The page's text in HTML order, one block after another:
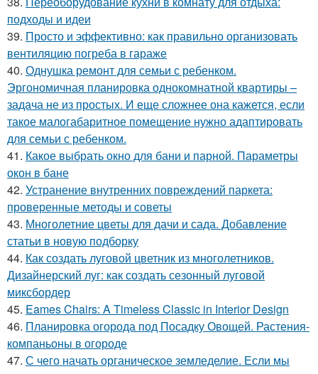
подходы и идеи
39. Просто и эффективно: как правильно организовать
вентиляцию погреба в гараже
40. Однушка ремонт для семьи с ребенком.
Эргономичная планировка однокомнатной квартиры –
задача не из простых. И еще сложнее она кажется, если
такое малогабаритное помещение нужно адаптировать
для семьи с ребенком.
41. Какое выбрать окно для бани и парной. Параметры
окон в бане
42. Устранение внутренних повреждений паркета:
проверенные методы и советы
43. Многолетние цветы для дачи и сада. Добавление
статьи в новую подборку
44. Как создать луговой цветник из многолетников.
Дизайнерский луг: как создать сезонный луговой
миксбордер
45. Eames Chairs: A Timeless Classic in Interior Design
46. Планировка огорода под Посадку Овощей. Растения-
компаньоны в огороде
47. С чего начать органическое земледелие. Если мы